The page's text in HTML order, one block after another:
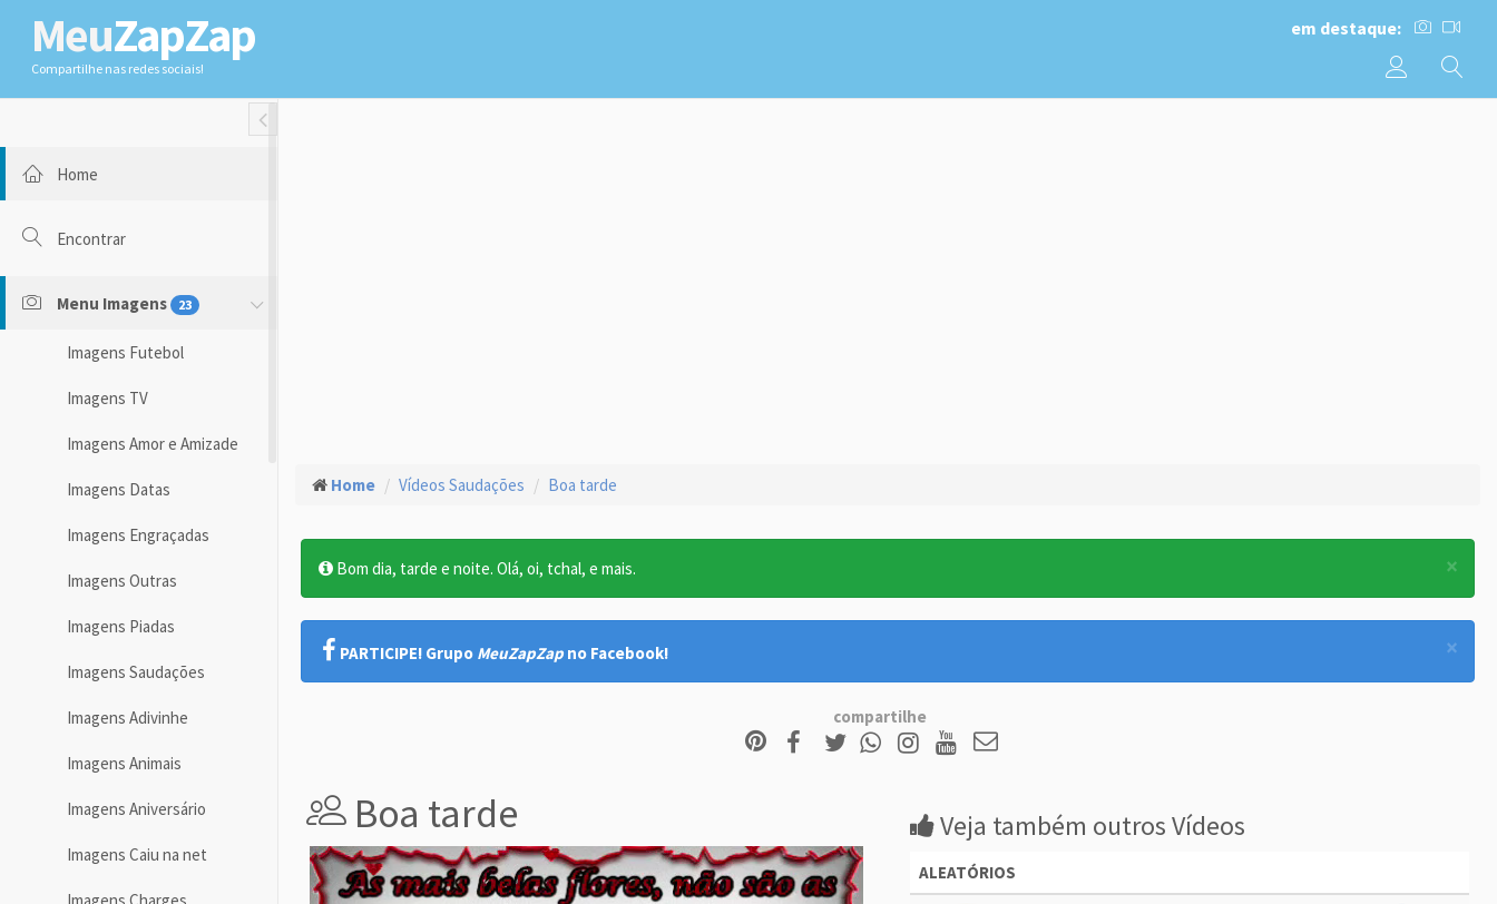
MeuZapZap
Compartilhe nas redes sociais!
em destaque:
Toggle Fullwidth
Home
Encontrar
Menu Imagens 23
Imagens Futebol
Imagens TV
Imagens Amor e Amizade
Imagens Datas
Imagens Engraçadas
Imagens Outras
Imagens Piadas
Imagens Saudações
Imagens Adivinhe
Imagens Animais
Imagens Aniversário
Imagens Caiu na net
Home Vídeos Saudações Boa tarde
×
Bom dia, tarde e noite. Olá, oi, tchal, e mais.
×
PARTICIPE! Grupo MeuZapZap no Facebook!
compartilhe
Boa tarde Veja também outros Vídeos
ALEATÓRIOS